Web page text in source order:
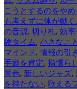
こうとするのをやめ
も考えずに体が動
の音源, 切り札, 効率
験タイム, 小さなこ
マインド,情報の引
手癖を肯定, 指慣ら
景色, 新しいジャズ,
を持たない, 歌える